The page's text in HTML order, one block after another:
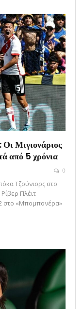
Μιγιονάριος
από 5 χρόνια
0
Τζούνιορς στο
Πλέιτ
στο «Μπομπονέρα»